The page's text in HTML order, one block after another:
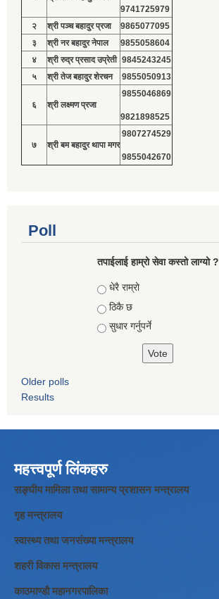
9741725979
२
श्री पञ्च बहादुर प्रजा
9865077095
३
श्री नर बहादुर नेपाल
9855058604
४
श्री रुद्र प्रसाद उप्रेती 9845243245
५
श्री तेज बहादुर शेरचन 9855050913
६ श्री लक्ष्मण प्रजा
9855046869
9821898525
७ श्री बम बहादुर थापा मगर
9807274529
9855042670
Poll
तपाईलाई हाम्रो सेवा कस्तो लाग्यो ?
Choices
धेरै राम्रो
ठिकै छ
सुधार गर्नुपर्ने
Older polls
Results
महत्त्वपूर्ण लिंकहरु
सङ्घीय मामिला तथा सामान्य प्रशासन मन्त्रालय
गृह मन्त्रालय
स्वास्थ्य तथा जनसंख्या मन्त्रालय
शहरी विकास मन्त्रालय
काठमाण्डौ महानगरपालिका